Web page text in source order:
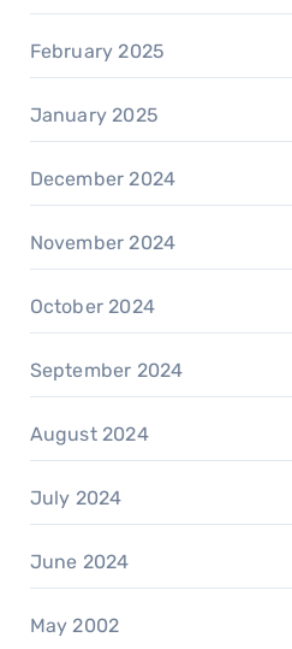
February 2025
January 2025
December 2024
November 2024
October 2024
September 2024
August 2024
July 2024
June 2024
May 2002